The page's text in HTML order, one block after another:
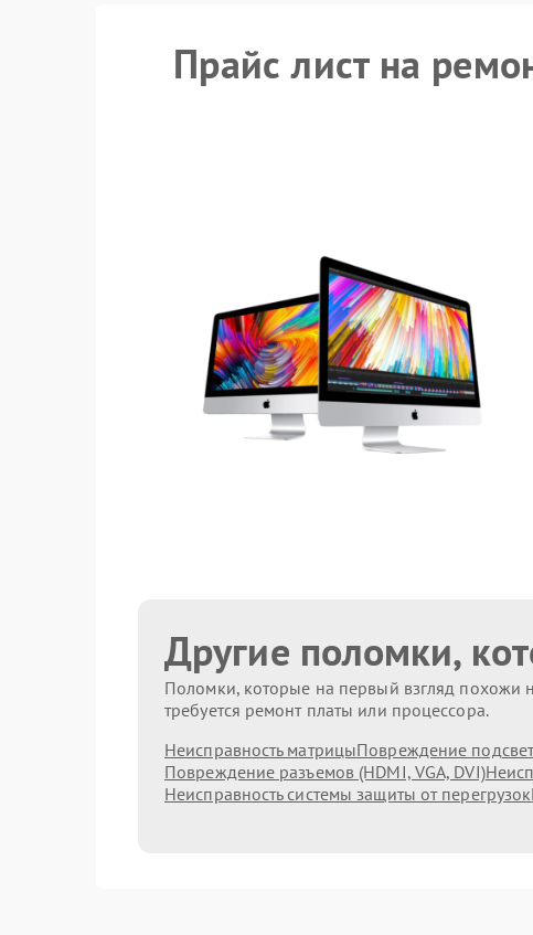
Прайс лист на
Другие поломки,
Поломки, которые на первый взгляд похожи
требуется ремонт платы или процессора.
Неисправность матрицыПовреждение
Повреждение разъемов (HDMI, VGA, DVI)
Неисправность системы защиты от перегрузок